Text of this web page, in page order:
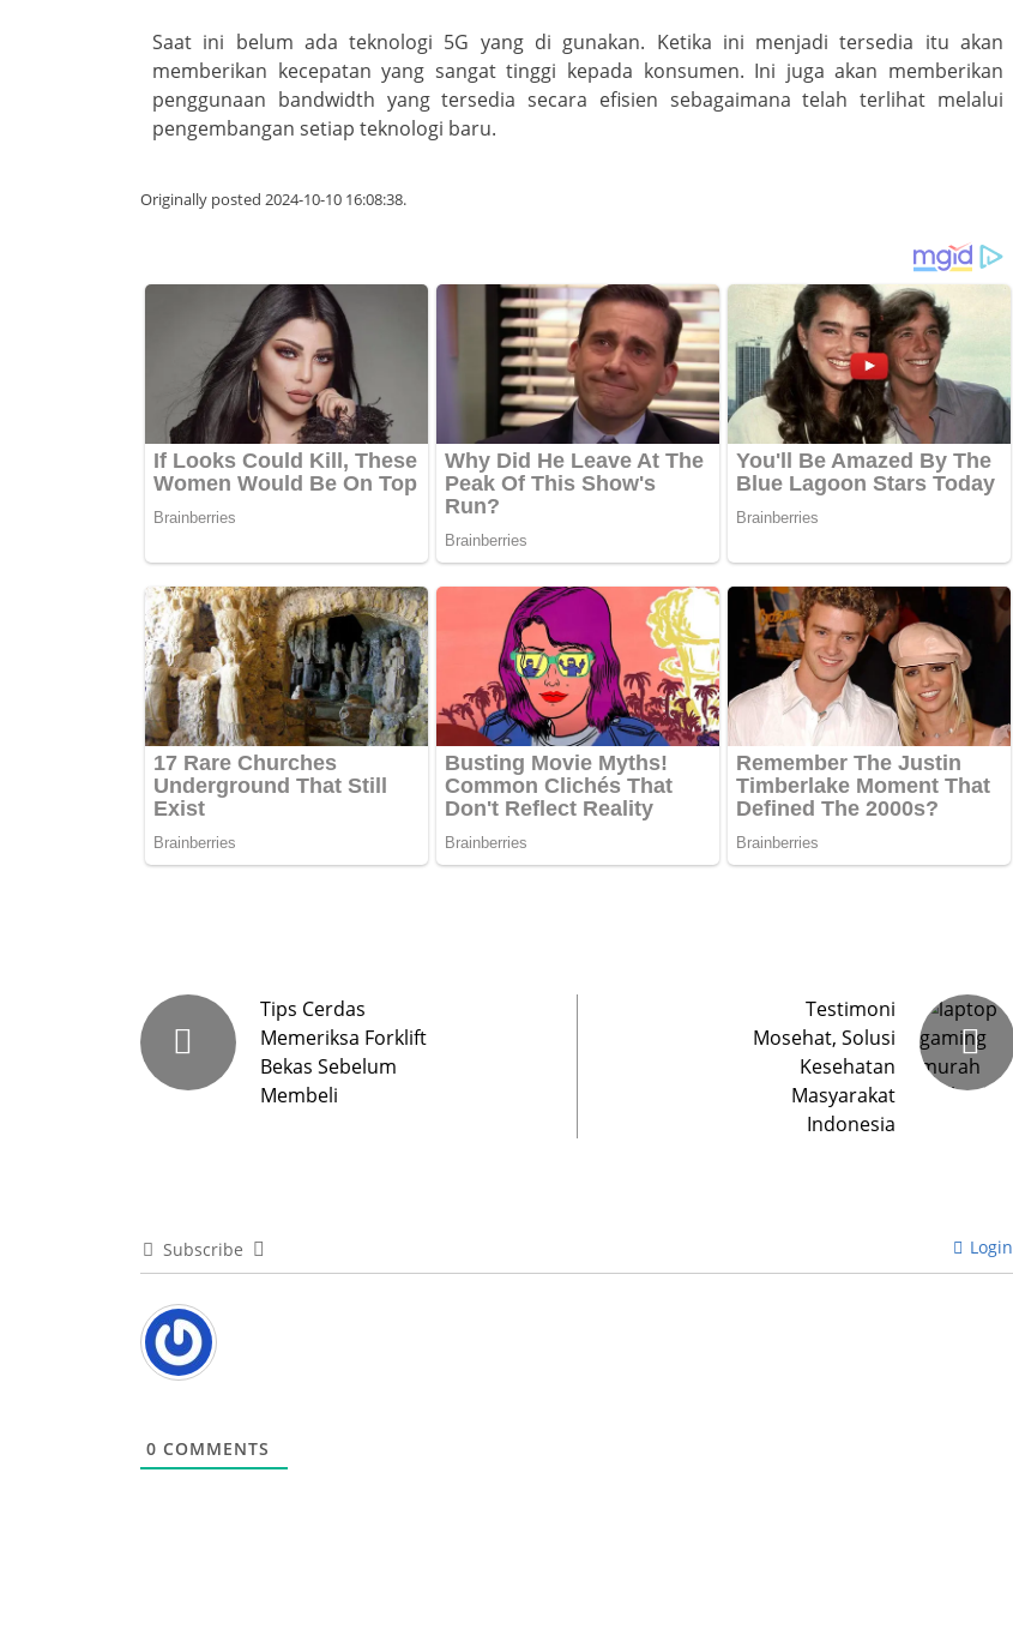
Saat ini belum ada teknologi 5G yang di gunakan. Ketika ini menjadi tersedia itu akan
memberikan kecepatan yang sangat tinggi kepada konsumen. Ini juga akan memberikan
penggunaan bandwidth yang tersedia secara efisien sebagaimana telah terlihat melalui
pengembangan setiap teknologi baru.
Originally posted 2024-10-10 16:08:38.
Tips Cerdas
Memeriksa Forklift
Bekas Sebelum
Membeli
Testimoni
Mosehat, Solusi
Kesehatan
Masyarakat
Indonesia
Subscribe Login
0 COMMENTS